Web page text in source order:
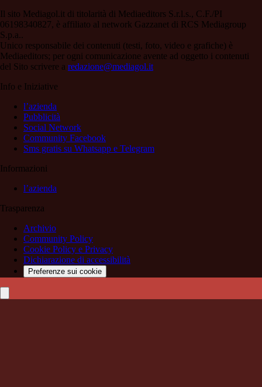
Il sito Mediagol.it di titolarità di Mediaeditors S.r.l.s., C.F./PI
06198340827, è affiliato al network Gazzanet di RCS Mediagroup
S.p.a..
Unico responsabile dei contenuti (testi, foto, video e grafiche) è
Mediaeditors; per ogni comunicazione avente ad oggetto i contenuti
del Sito scrivere a redazione@mediagol.it
Info e Iniziative
l’azienda
Pubblicità
Social Network
Community Facebook
Sms gratis su Whatsapp e Telegram
Informazioni
l’azienda
Trasparenza
Archivio
Community Policy
Cookie Policy e Privacy
Dichiarazione di accessibilità
Preferenze sui cookie